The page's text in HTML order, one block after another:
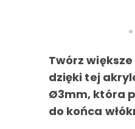
INFORMACJE DODATKOWE